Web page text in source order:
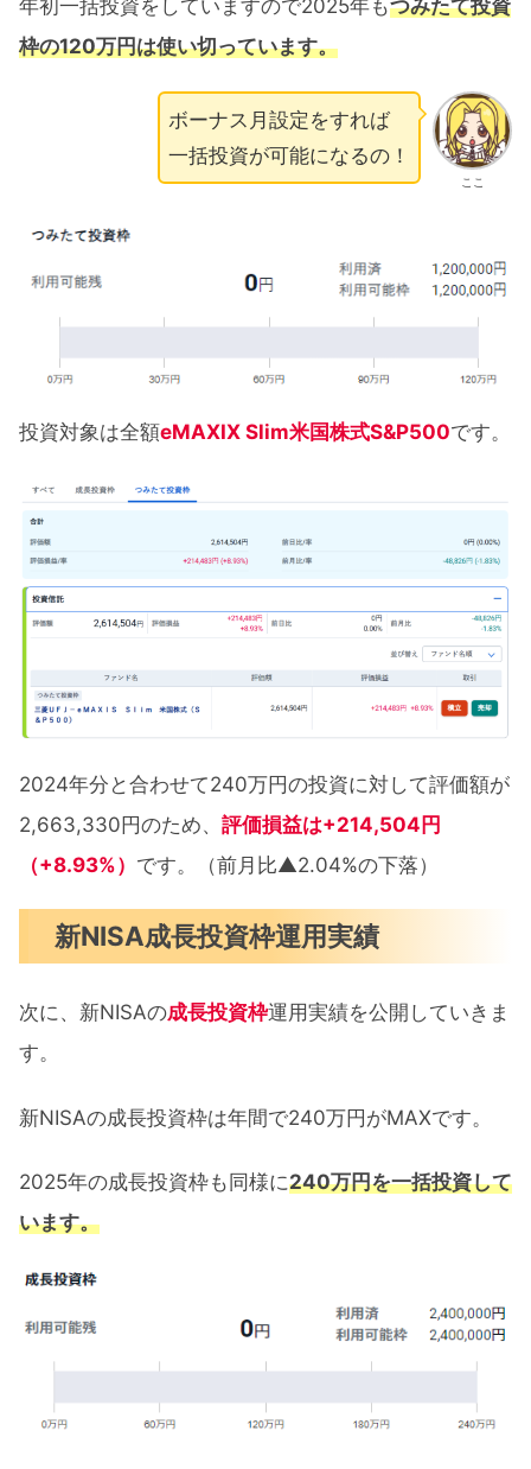
年初一括投資をしていますので2025年もつみたて投資
枠の120万円は使い切っています。
ここ
ボーナス月設定をすれば
一括投資が可能になるの！
投資対象は全額eMAXIX Slim米国株式S&P500です。
2024年分と合わせて240万円の投資に対して評価額が
2,663,330円のため、 評価損益は+214,504円
（+8.93%） です。（前月比▲2.04%の下落）
新NISA成長投資枠運用実績
次に、新NISAの成長投資枠運用実績を公開していきま
す。
新NISAの成長投資枠は年間で240万円がMAXです。
2025年の成長投資枠も同様に240万円を一括投資して
います。